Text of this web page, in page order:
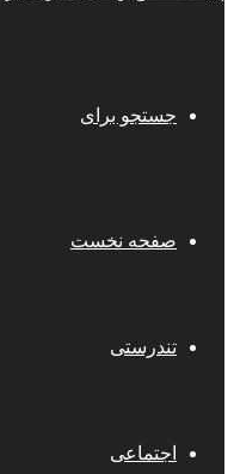
جستجو برای
صفحه نخست
تندرستی
اجتماعی